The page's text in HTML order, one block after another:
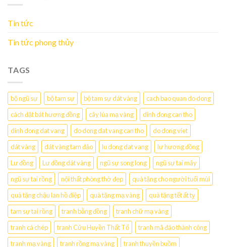
Tin tức
Tin tức phong thủy
TAGS
bộ ngũ sự bộ tam sự bộ tam sự dát vàng
cach bao quan do dong
cách đặt bát hương đồng
cây lúa mạ vàng
dinh dong can tho
dinh dong dat vang
do dong dat vang can tho
do dong viet
dát vàng
dát vàng tam đảo lu dong dat vang
lư hương đồng
Lư đồng
Lư đồng dát vàng ngũ sự song long
ngũ sự tai mây
ngũ sự tai rồng
nội thất phòng thờ đẹp
quà tặng cho người tuổi mùi
quà tặng chậu lan hồ điệp
quà tặng mạ vàng
quà tặng tết ất tỵ
tam sự tai rồng
tranh bằng đồng
tranh chữ mạ vàng
tranh cá chép
tranh Cửu Huyền Thất Tổ
tranh mã đáo thành công
tranh mạ vàng
tranh rồng mạ vàng tranh thuyền buồm